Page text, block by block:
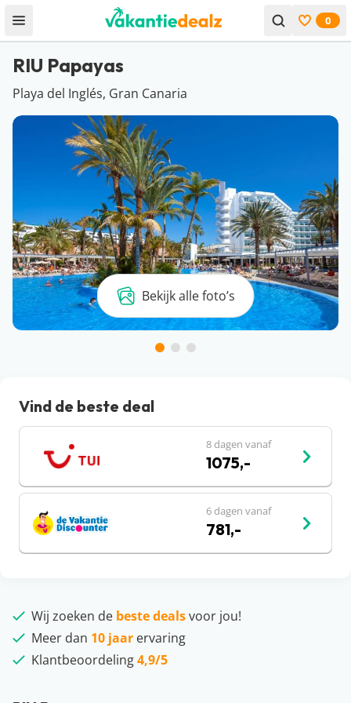
Open menu Bekijk
0
RIU Papayas
Playa del Inglés, Gran Canaria
Bekijk alle foto’s
Vind de beste deal
8 dagen vanaf
1075,-
6 dagen vanaf
781,-
Wij zoeken de beste dealsvoor jou!
Meer dan 10 jaar ervaring
Klantbeoordeling4,9/5